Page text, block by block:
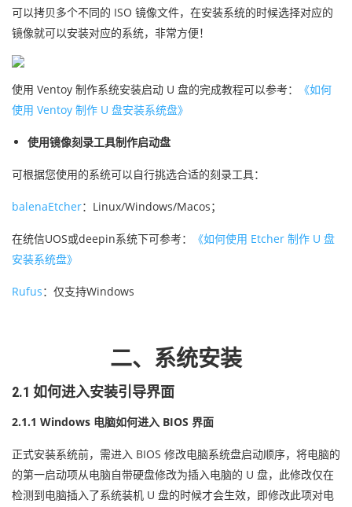
可以拷贝多个不同的 ISO 镜像文件，在安装系统的时候选择对应的
镜像就可以安装对应的系统，非常方便！
使用 Ventoy 制作系统安装启动 U 盘的完成教程可以参考：
《如何
使用 Ventoy 制作 U 盘安装系统盘》
使用镜像刻录工具制作启动盘
可根据您使用的系统可以自行挑选合适的刻录工具：
balenaEtcher：Linux/Windows/Macos；
在统信UOS或deepin系统下可参考：
《如何使用 Etcher 制作 U 盘
安装系统盘》
Rufus：仅支持Windows
二、系统安装
2.1 如何进入安装引导界面
2.1.1 Windows 电脑如何进入 BIOS 界面
正式安装系统前，需进入 BIOS 修改电脑系统盘启动顺序，将电脑的
的第一启动项从电脑自带硬盘修改为插入电脑的 U 盘，此修改仅在
检测到电脑插入了系统装机 U 盘的时候才会生效，即修改此项对电